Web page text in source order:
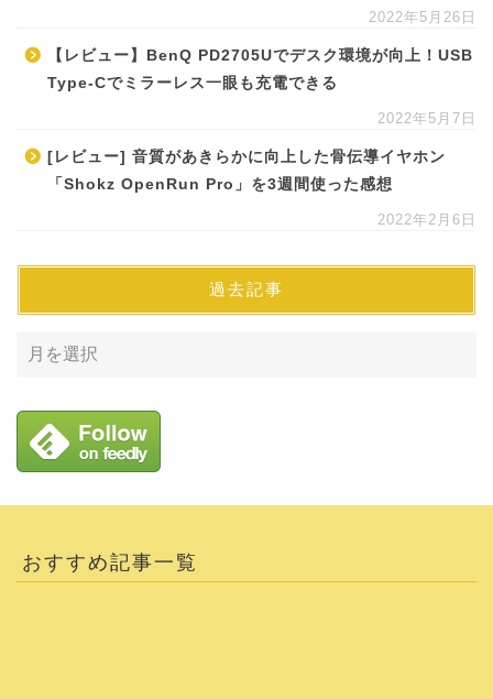
2022年5月26日
【レビュー】BenQ PD2705Uでデスク環境が向上！USB
Type-Cでミラーレス一眼も充電できる
2022年5月7日
[レビュー] 音質があきらかに向上した骨伝導イヤホン
「Shokz OpenRun Pro」を3週間使った感想
2022年2月6日
過去記事
おすすめ記事一覧